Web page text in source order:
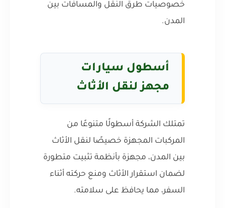
خصوصيات طرق النقل والمسافات بين
المدن.
أسطول سيارات
مجهز لنقل الأثاث
تمتلك الشركة أسطولًا متنوعًا من
المركبات المجهزة خصيصًا لنقل الأثاث
بين المدن، مجهزة بأنظمة تثبيت متطورة
لضمان استقرار الأثاث ومنع حركته أثناء
السفر، مما يحافظ على سلامته.